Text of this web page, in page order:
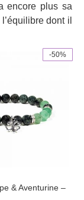
encore plus sa
dont il
-50%
& Aventurine –